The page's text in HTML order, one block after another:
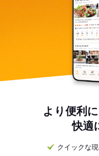
より便利
快適
クイックな